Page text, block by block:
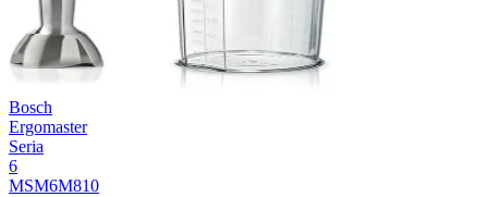
Bosch
Ergomaster
Seria
6
MSM6M810